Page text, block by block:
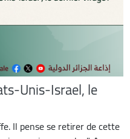
Unis-Israel, le
Il pense se retirer de cette